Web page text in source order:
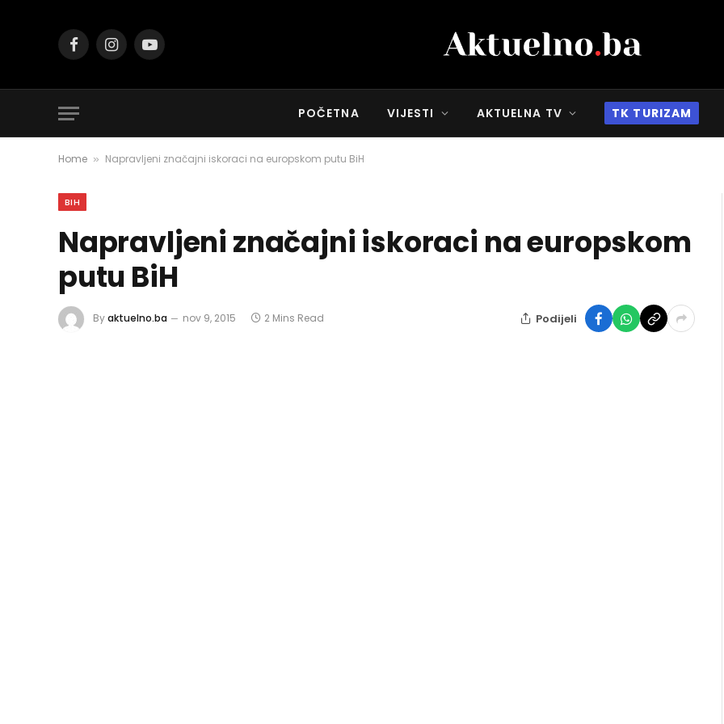
FacebookInstagramYouTube
POČETNA VIJESTI AKTUELNA TV TK TURIZAM
Home » Napravljeni značajni iskoraci na europskom putu BiH
BIH
Napravljeni značajni iskoraci na europskom
putu BiH
Byaktuelno.ba nov 9, 2015 2 Mins Read Podijeli